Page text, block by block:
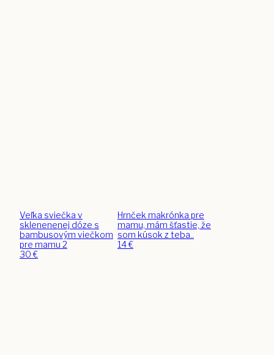
Veľka sviečka v
sklenenenej dóze s
bambusovým viečkom
pre mamu 2
30€
Hrnček makrónka pre
mamu, mám šťastie, že
som kúsok z teba..
14€